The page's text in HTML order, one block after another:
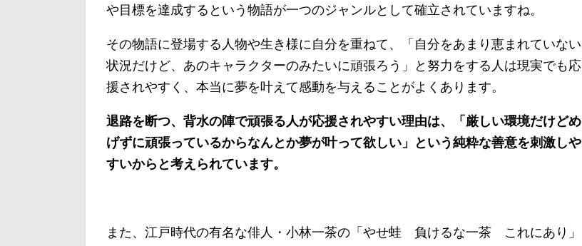
や目標を達成するという物語が一つのジャンルとして確立されていますね。
その物語に登場する人物や生き様に自分を重ねて、「自分をあまり恵まれていない
状況だけど、あのキャラクターのみたいに頑張ろう」と努力をする人は現実でも応
援されやすく、本当に夢を叶えて感動を与えることがよくあります。
退路を断つ、背水の陣で頑張る人が応援されやすい理由は、「厳しい環境だけどめ
げずに頑張っているからなんとか夢が叶って欲しい」という純粋な善意を刺激しや
すいからと考えられています。
また、江戸時代の有名な俳人・小林一茶の「やせ蛙 負けるな一茶 これにあり」